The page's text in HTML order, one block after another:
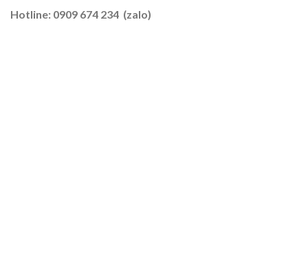
Lúa
Hotline: 0909 674 234 (zalo)